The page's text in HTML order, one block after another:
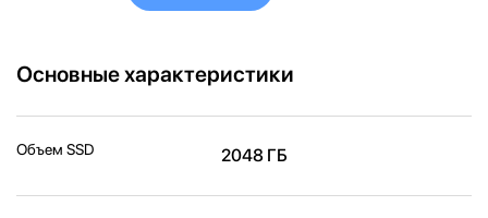
Основные характеристики
Объем SSD 2048 ГБ